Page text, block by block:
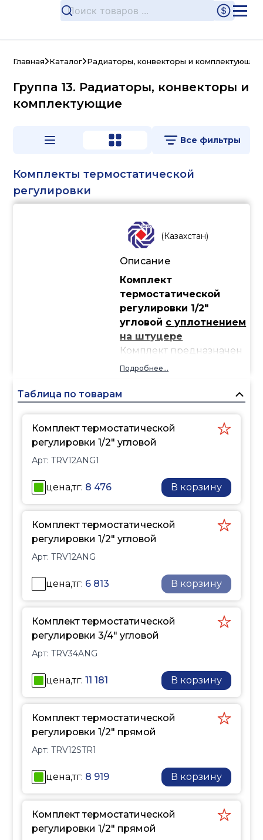
Главная Каталог Радиаторы, конвекторы и комплектующие
Группа 13. Радиаторы, конвекторы и
комплектующие
Все фильтры
Комплекты термостатической
регулировки
(Казахстан)
Описание
Комплект
термостатической
регулировки 1/2"
угловой с уплотнением
на штуцере
Комплект предназначен
для точного и удобного
температуры в
термостатический
клапан,
головка и запорный
клапан, что обеспечивает
полный контроль
подачи теплоносителя в
радиатор. Прост в
энергоэффективность
системы отопления и
Подробнее...
Таблица по товарам
Комплект термостатической
регулировки 1/2" угловой
Арт:TRV12ANG1
цена,тг: 8 476 В корзину
Комплект термостатической
регулировки 1/2" угловой
Арт:TRV12ANG
цена,тг: 6 813 В корзину
Комплект термостатической
регулировки 3/4" угловой
Арт:TRV34ANG
цена,тг:11 181 В корзину
Комплект термостатической
регулировки 1/2" прямой
Арт:TRV12STR1
цена,тг: 8 919 В корзину
Комплект термостатической
регулировки 1/2" прямой